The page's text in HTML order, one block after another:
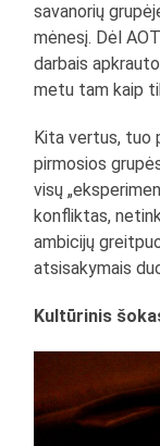
savanorių
mėnesį. Dėl
darbais
metu tam kaip
Kita vertus, tuo
pirmosios
visų
konfliktas,
ambicijų
atsisakymais
Kultūrinis